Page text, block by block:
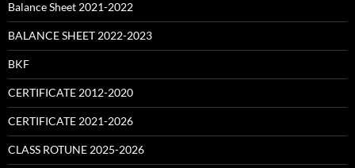
Balance Sheet 2021-2022
BALANCE SHEET 2022-2023
BKF
CERTIFICATE 2012-2020
CERTIFICATE 2021-2026
CLASS ROTUNE 2025-2026